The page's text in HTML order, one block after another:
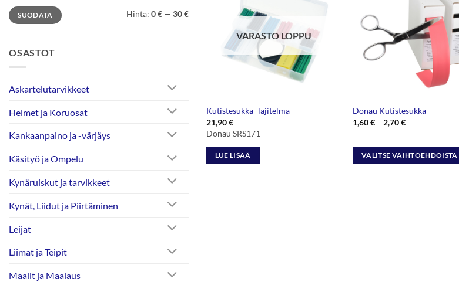
Minimihinta
Maksimihinta
SUODATA Hinta: 0 € — 30 €
OSASTOT
Askartelutarvikkeet
Helmet ja Koruosat
Kankaanpaino ja -värjäys
Käsityö ja Ompelu
Kynäruiskut ja tarvikkeet
Kynät, Liidut ja Piirtäminen
Leijat
Liimat ja Teipit
Maalit ja Maalaus
VARASTO LOPPU
Kutistesukka -lajitelma
21,90€
Donau SRS171
LUE LISÄÄ
Donau Kutistesukka
1,60€ – 2,70€Hintaluokka:
2,70 €
VALITSE VAIHTOEHDOISTA